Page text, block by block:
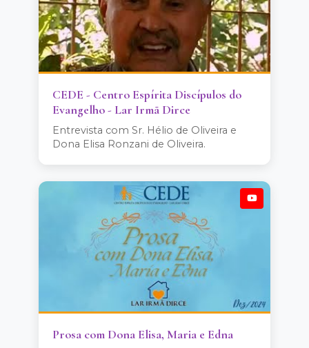
CEDE - Centro Espírita Discípulos do
Evangelho - Lar Irmã Dirce
Entrevista com Sr. Hélio de Oliveira e
Dona Elisa Ronzani de Oliveira.
Prosa com Dona Elisa, Maria e Edna